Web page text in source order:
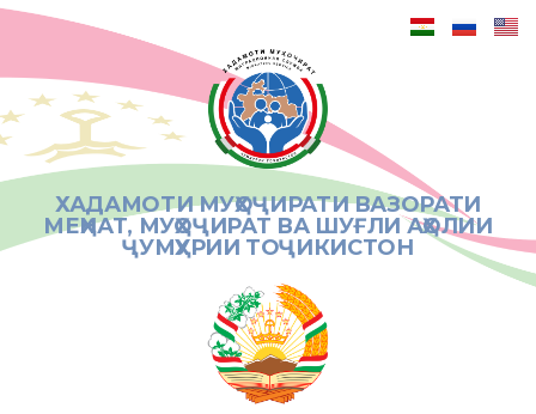
ХАДАМОТИ МУҲОҶИРАТИ ВАЗОРАТИ
МЕҲНАТ, МУҲОҶИРАТ ВА ШУҒЛИ АҲОЛИИ
ҶУМҲУРИИ ТОҶИКИСТОН